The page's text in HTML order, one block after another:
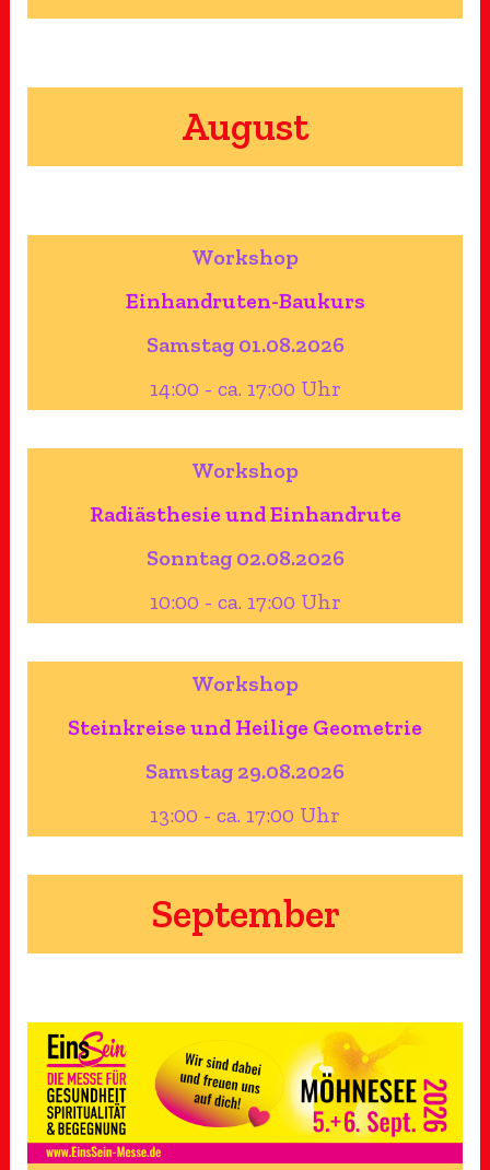
August
Workshop
Einhandruten-Baukurs
Samstag 01.08.2026
14:00 - ca. 17:00 Uhr
Workshop
Radiästhesie und Einhandrute
Sonntag 02.08.2026
10:00 - ca. 17:00 Uhr
Workshop
Steinkreise und Heilige Geometrie
Samstag 29.08.2026
13:00 - ca. 17:00 Uhr
September